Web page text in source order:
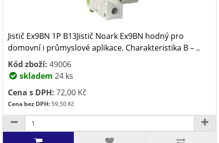
Jistič Ex9BN 1P B13Jistič Noark Ex9BN hodný pro
domovní i průmyslové aplikace. Charakteristika B – ..
Kód zboží: 49006
skladem 24 ks
Cena s DPH: 72,00 Kč
Cena bez DPH:59,50 Kč